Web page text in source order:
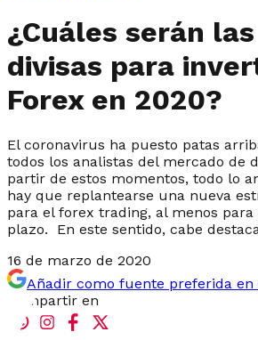
¿Cuáles serán
divisas para
Forex en 2020?
El coronavirus ha puesto patas
todos los analistas del mercado de
partir de estos momentos, todo lo
hay que replantearse una nueva
para el forex trading, al menos
plazo. En este sentido, cabe
16 de marzo de 2020
Añadir como fuente preferida en
Compartir en